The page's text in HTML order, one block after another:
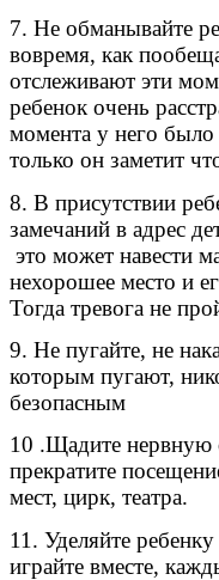
7. Не обманывайте
вовремя, как
отслеживают эти
ребенок очень
момента у него было
только он заметит
8. В присутствии
замечаний в адрес
это может навести
нехорошее место и
Тогда тревога не
9. Не пугайте, не
которым пугают,
безопасным
10 .Щадите нервную
прекратите
мест, цирк, театра.
11. Уделяйте
играйте вместе,